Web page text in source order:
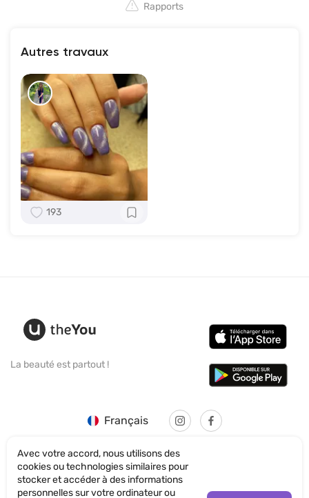
Rapports
Autres travaux
193
La beauté est partout !
Français
Avec votre accord, nous utilisons des
cookies ou technologies similaires pour
stocker et accéder à des informations
personnelles sur votre ordinateur ou